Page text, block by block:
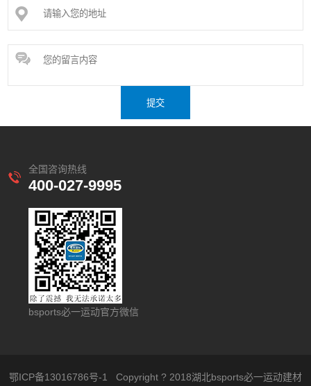
全国咨询热线
400-027-9995
bsports必一运动官方微信
鄂ICP备13016786号-1 Copyright ? 2018湖北bsports必一运动建材